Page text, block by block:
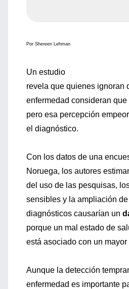
Por Shereen Lehman
Un estudio
revela que quienes ignoran
enfermedad consideran
pero esa percepción
el diagnóstico.
Con los datos de una
Noruega, los autores
del uso de las pesquisas,
sensibles y la ampliación
diagnósticos causarían un
porque un mal estado de
está asociado con un
Aunque la detección
enfermedad es importante